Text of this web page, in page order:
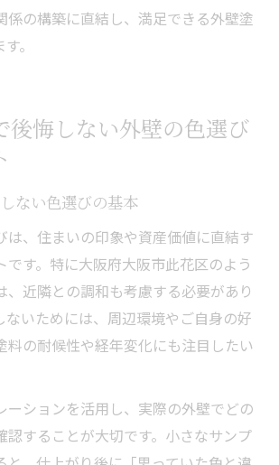
係の構築に直結し、満足できる外壁塗
。
後悔しない外壁の色選び
ない色選びの基本
は、住まいの印象や資産価値に直結す
です。特に大阪府大阪市此花区のよう
、近隣との調和も考慮する必要があり
ないためには、周辺環境やご自身の好
料の耐候性や経年変化にも注目したい
ーションを活用し、実際の外壁でどの
認することが大切です。小さなサンプ